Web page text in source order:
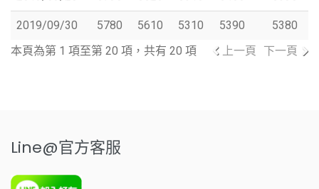
2019/09/30 5780 5610 5310 5390
5380
本頁為第 1 項至第 20 項，共有 20 項
上一頁 下一頁
Line@官方客服